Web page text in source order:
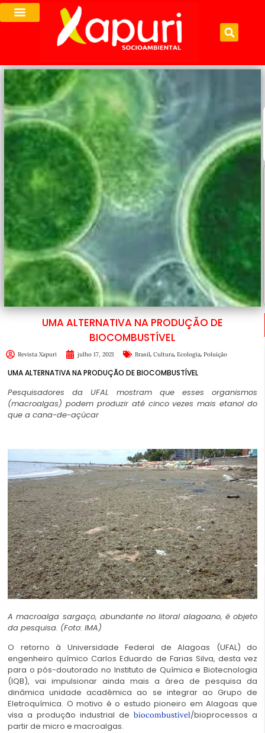
UMA ALTERNATIVA NA PRODUÇÃO DE
BIOCOMBUSTÍVEL
Revista Xapuri julho 17, 2021 Brasil, Cultura, Ecologia, Poluição
UMA ALTERNATIVA NA PRODUÇÃO DE BIOCOMBUSTÍVEL
Pesquisadores da UFAL mostram que esses organismos
(macroalgas) podem produzir até cinco vezes mais etanol do
que a cana-de-açúcar
A macroalga sargaço, abundante no litoral alagoano, é objeto
da pesquisa. (Foto: IMA)
O retorno à Universidade Federal de Alagoas (UFAL) do
engenheiro químico Carlos Eduardo de Farias Silva, desta vez
para o pós-doutorado no Instituto de Química e Biotecnologia
(IQB), vai impulsionar ainda mais a área de pesquisa da
dinâmica unidade acadêmica ao se integrar ao Grupo de
Eletroquímica. O motivo é o estudo pioneiro em Alagoas que
visa a produção industrial de biocombustível/bioprocessos a
partir de micro e macroalgas.